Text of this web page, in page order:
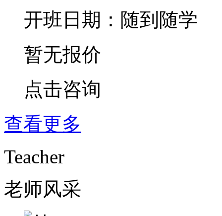
开班日期：随到随学
暂无报价
点击咨询
查看更多
Teacher
老师风采